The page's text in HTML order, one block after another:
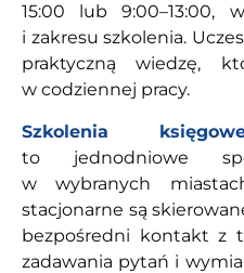
15:00 lub 9:00–13:00,
i zakresu szkolenia.
praktyczną wiedzę,
w codziennej pracy.
Szkolenia
to jednodniowe
w wybranych
stacjonarne są
bezpośredni kontakt z
zadawania pytań i